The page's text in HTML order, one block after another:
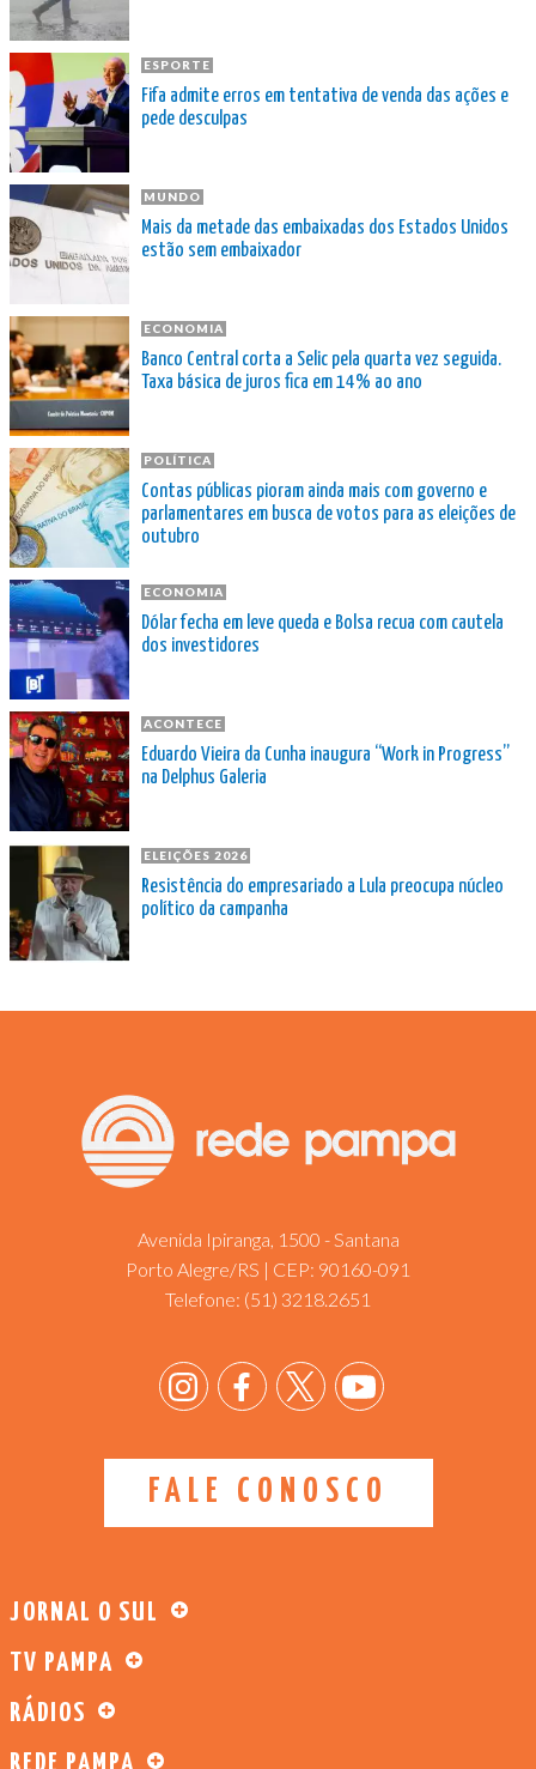
ESPORTE
Fifa admite erros em tentativa de venda das ações e
pede desculpas
MUNDO
Mais da metade das embaixadas dos Estados Unidos
estão sem embaixador
ECONOMIA
Banco Central corta a Selic pela quarta vez seguida.
Taxa básica de juros fica em 14% ao ano
POLÍTICA
Contas públicas pioram ainda mais com governo e
parlamentares em busca de votos para as eleições de
outubro
ECONOMIA
Dólar fecha em leve queda e Bolsa recua com cautela
dos investidores
ACONTECE
Eduardo Vieira da Cunha inaugura “Work in Progress”
na Delphus Galeria
ELEIÇÕES 2026
Resistência do empresariado a Lula preocupa núcleo
político da campanha
Avenida Ipiranga, 1500 - Santana
Porto Alegre/RS | CEP: 90160-091
Telefone: (51) 3218.2651
FALE CONOSCO
JORNAL O SUL
TV PAMPA
RÁDIOS